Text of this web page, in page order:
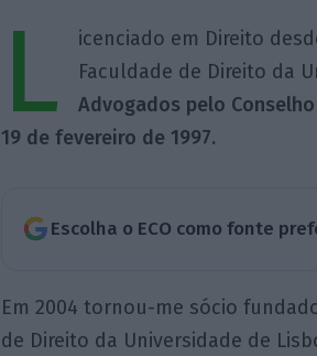
L
icenciado em Direito
Faculdade de Direito da
Advogados pelo
19 de fevereiro de 1997.
Escolha o ECO como fonte
Em 2004 tornou-me sócio
de Direito da Universidade de